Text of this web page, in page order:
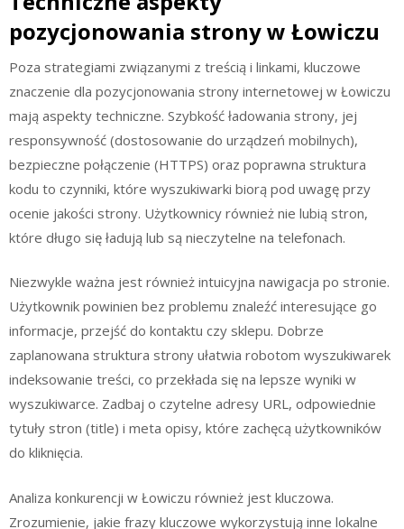
pozycjonowania strony w Łowiczu
Poza strategiami związanymi z treścią i linkami, kluczowe
znaczenie dla pozycjonowania strony internetowej w Łowiczu
mają aspekty techniczne. Szybkość ładowania strony, jej
responsywność (dostosowanie do urządzeń mobilnych),
bezpieczne połączenie (HTTPS) oraz poprawna struktura
kodu to czynniki, które wyszukiwarki biorą pod uwagę przy
ocenie jakości strony. Użytkownicy również nie lubią stron,
które długo się ładują lub są nieczytelne na telefonach.
Niezwykle ważna jest również intuicyjna nawigacja po stronie.
Użytkownik powinien bez problemu znaleźć interesujące go
informacje, przejść do kontaktu czy sklepu. Dobrze
zaplanowana struktura strony ułatwia robotom wyszukiwarek
indeksowanie treści, co przekłada się na lepsze wyniki w
wyszukiwarce. Zadbaj o czytelne adresy URL, odpowiednie
tytuły stron (title) i meta opisy, które zachęcą użytkowników
do kliknięcia.
Analiza konkurencji w Łowiczu również jest kluczowa.
Zrozumienie, jakie frazy kluczowe wykorzystują inne lokalne